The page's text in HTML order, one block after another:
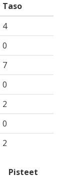
Taso
4
0
7
0
2
0
2
Pisteet